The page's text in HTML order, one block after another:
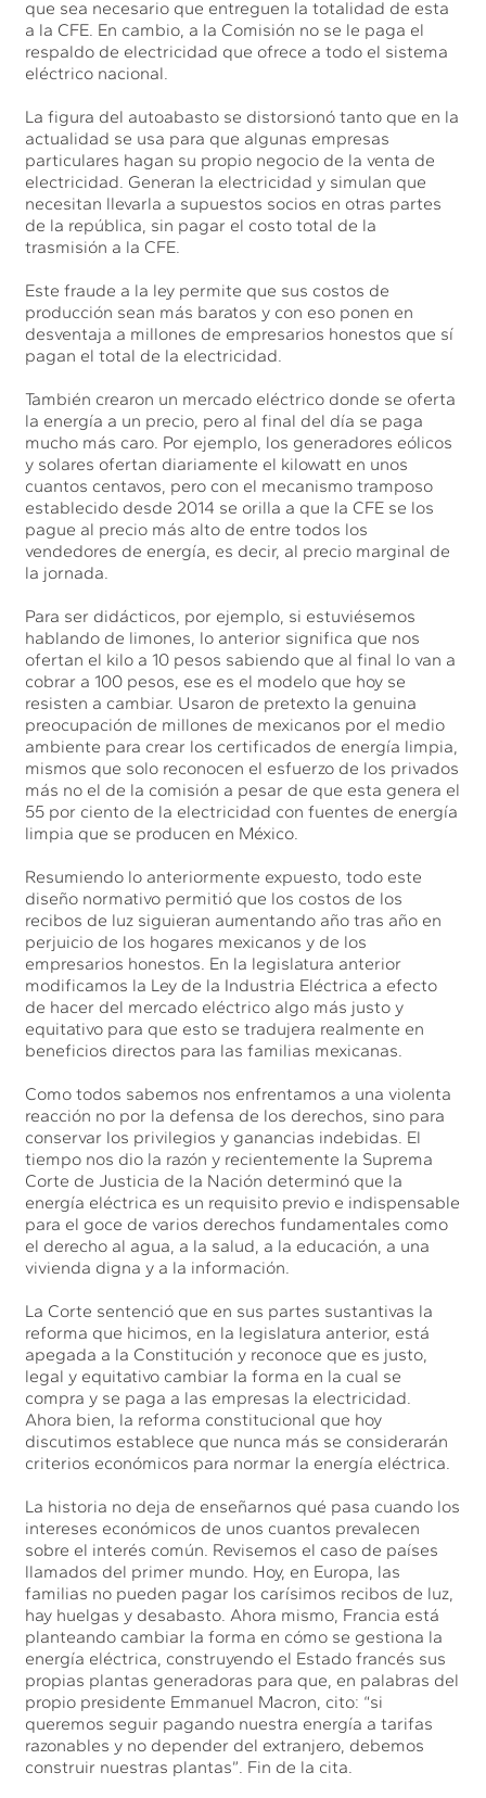
que sea necesario que entreguen la totalidad de esta
a la CFE. En cambio, a la Comisión no se le paga el
respaldo de electricidad que ofrece a todo el sistema
eléctrico nacional.
La figura del autoabasto se distorsionó tanto que en la
actualidad se usa para que algunas empresas
particulares hagan su propio negocio de la venta de
electricidad. Generan la electricidad y simulan que
necesitan llevarla a supuestos socios en otras partes
de la república, sin pagar el costo total de la
trasmisión a la CFE.
Este fraude a la ley permite que sus costos de
producción sean más baratos y con eso ponen en
desventaja a millones de empresarios honestos que sí
pagan el total de la electricidad.
También crearon un mercado eléctrico donde se oferta
la energía a un precio, pero al final del día se paga
mucho más caro. Por ejemplo, los generadores eólicos
y solares ofertan diariamente el kilowatt en unos
cuantos centavos, pero con el mecanismo tramposo
establecido desde 2014 se orilla a que la CFE se los
pague al precio más alto de entre todos los
vendedores de energía, es decir, al precio marginal de
la jornada.
Para ser didácticos, por ejemplo, si estuviésemos
hablando de limones, lo anterior significa que nos
ofertan el kilo a 10 pesos sabiendo que al final lo van a
cobrar a 100 pesos, ese es el modelo que hoy se
resisten a cambiar. Usaron de pretexto la genuina
preocupación de millones de mexicanos por el medio
ambiente para crear los certificados de energía limpia,
mismos que solo reconocen el esfuerzo de los privados
más no el de la comisión a pesar de que esta genera el
55 por ciento de la electricidad con fuentes de energía
limpia que se producen en México.
Resumiendo lo anteriormente expuesto, todo este
diseño normativo permitió que los costos de los
recibos de luz siguieran aumentando año tras año en
perjuicio de los hogares mexicanos y de los
empresarios honestos. En la legislatura anterior
modificamos la Ley de la Industria Eléctrica a efecto
de hacer del mercado eléctrico algo más justo y
equitativo para que esto se tradujera realmente en
beneficios directos para las familias mexicanas.
Como todos sabemos nos enfrentamos a una violenta
reacción no por la defensa de los derechos, sino para
conservar los privilegios y ganancias indebidas. El
tiempo nos dio la razón y recientemente la Suprema
Corte de Justicia de la Nación determinó que la
energía eléctrica es un requisito previo e indispensable
para el goce de varios derechos fundamentales como
el derecho al agua, a la salud, a la educación, a una
vivienda digna y a la información.
La Corte sentenció que en sus partes sustantivas la
reforma que hicimos, en la legislatura anterior, está
apegada a la Constitución y reconoce que es justo,
legal y equitativo cambiar la forma en la cual se
compra y se paga a las empresas la electricidad.
Ahora bien, la reforma constitucional que hoy
discutimos establece que nunca más se considerarán
criterios económicos para normar la energía eléctrica.
La historia no deja de enseñarnos qué pasa cuando los
intereses económicos de unos cuantos prevalecen
sobre el interés común. Revisemos el caso de países
llamados del primer mundo. Hoy, en Europa, las
familias no pueden pagar los carísimos recibos de luz,
hay huelgas y desabasto. Ahora mismo, Francia está
planteando cambiar la forma en cómo se gestiona la
energía eléctrica, construyendo el Estado francés sus
propias plantas generadoras para que, en palabras del
propio presidente Emmanuel Macron, cito: “si
queremos seguir pagando nuestra energía a tarifas
razonables y no depender del extranjero, debemos
construir nuestras plantas”. Fin de la cita.